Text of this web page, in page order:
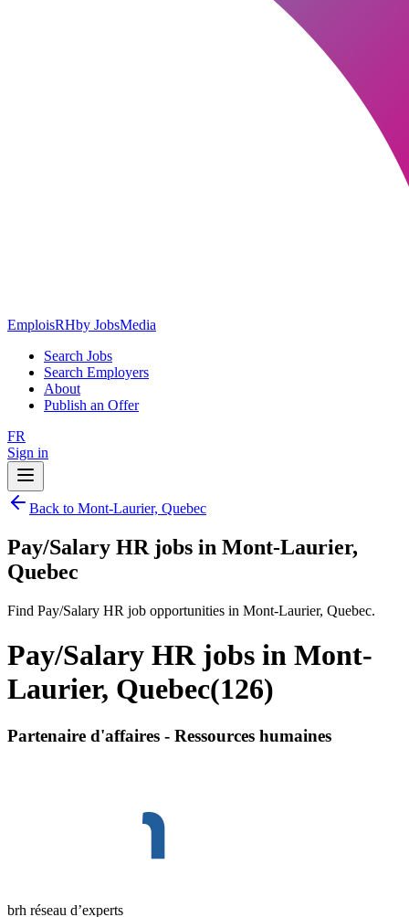
EmploisRHby JobsMedia
Search Jobs
Search Employers
About
Publish an Offer
FR
Sign in
Back to Mont-Laurier, Quebec
Pay/Salary HR jobs in Mont-Laurier,
Quebec
Find Pay/Salary HR job opportunities in Mont-Laurier, Quebec.
Pay/Salary HR jobs in Mont-
Laurier, Quebec(126)
Partenaire d'affaires - Ressources humaines
brh réseau d’experts